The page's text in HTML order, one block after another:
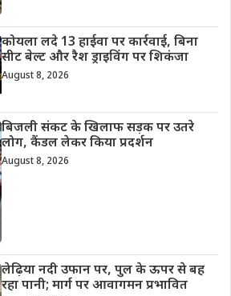
कोयला लदे 13 हाईवा पर कार्रवाई, बिना
सीट बेल्ट और रैश ड्राइविंग पर शिकंजा
August 8, 2026
बिजली संकट के खिलाफ सड़क पर उतरे
लोग, कैंडल लेकर किया प्रदर्शन
August 8, 2026
लेढ़िया नदी उफान पर, पुल के ऊपर से बह
रहा पानी; मार्ग पर आवागमन प्रभावित